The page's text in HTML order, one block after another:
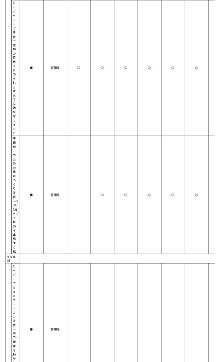
リ
ー
ダ
ー
シ
ッ
プ
研
修
～
激
動
の
時
代
に
求
め
ら
れ
る
考
え
方
と
強
か
な
マ
イ
ン
ド
● 管理職 ○ ○ ○ ○ ○ ◎
業
績
向
上
の
た
め
の
組
織
づ
く
り
研
修
～O
OD
Aル
ープ
で
目
的
を
達
成
す
る
編
● 管理職 ○ ○ ◎ ○ ◎
スキル
別
リ
ー
ダ
ー
コ
ミ
ュ
ニ
ケ
ー
シ
ョ
ン
研
修
～
部
下・
後
輩
を
動
か
● 管理職